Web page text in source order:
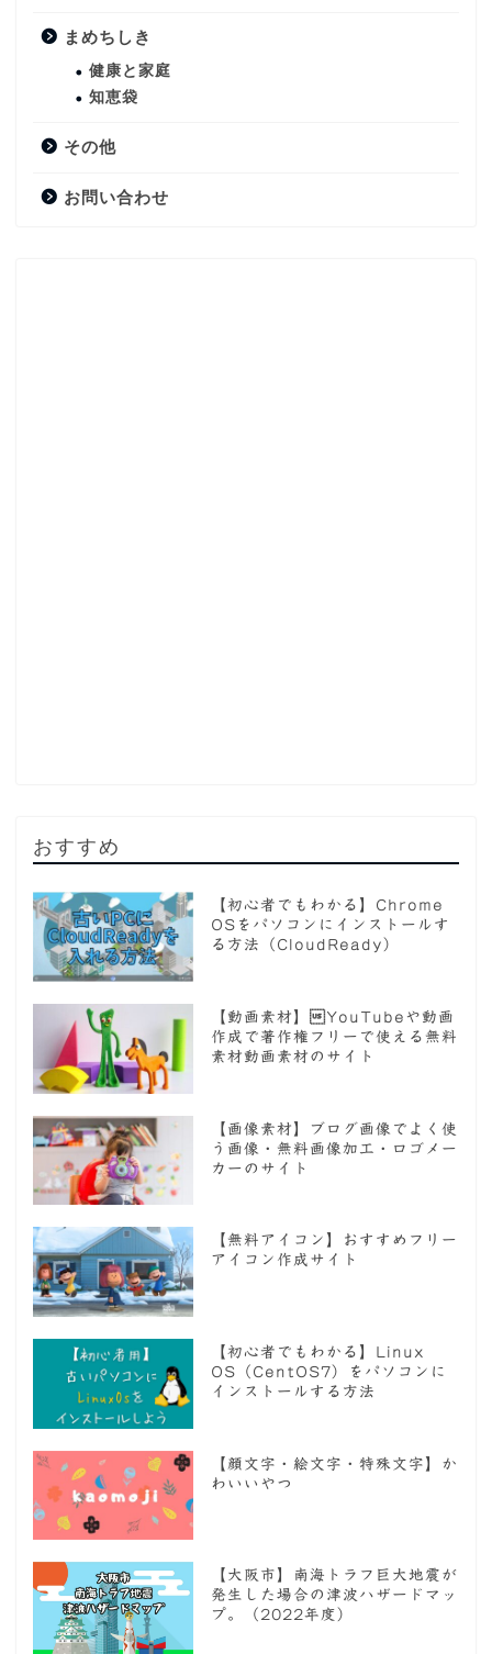
まめちしき
健康と家庭
知恵袋
その他
お問い合わせ
おすすめ
【初心者でもわかる】Chrome
OSをパソコンにインストールす
る方法（CloudReady）
【動画素材】YouTubeや動画
作成で著作権フリーで使える無料
素材動画素材のサイト
【画像素材】ブログ画像でよく使
う画像・無料画像加工・ロゴメー
カーのサイト
【無料アイコン】おすすめフリー
アイコン作成サイト
【初心者でもわかる】Linux
OS（CentOS7）をパソコンに
インストールする方法
【顔文字・絵文字・特殊文字】か
わいいやつ
【大阪市】南海トラフ巨大地震が
発生した場合の津波ハザードマッ
プ。（2022年度）